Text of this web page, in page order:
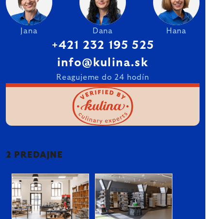
Jana Dana Hana
+421 232 195 525
info@kulina.sk
Reagujeme do 24 hodín
2 PREDAJNE